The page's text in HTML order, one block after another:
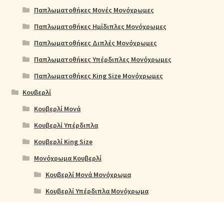
Παπλωματοθήκες Μονές Μονόχρωμες
Παπλωματοθήκες Ημίδιπλες Μονόχρωμες
Παπλωματοθήκες Διπλές Μονόχρωμες
Παπλωματοθήκες Υπέρδιπλες Μονόχρωμες
Παπλωματοθήκες King Size Μονόχρωμες
Κουβερλί
Κουβερλί Μονά
Κουβερλί Υπέρδιπλα
Κουβερλί King Size
Μονόχρωμα Κουβερλί
Κουβερλί Μονά Μονόχρωμα
Κουβερλί Υπέρδιπλα Μονόχρωμα